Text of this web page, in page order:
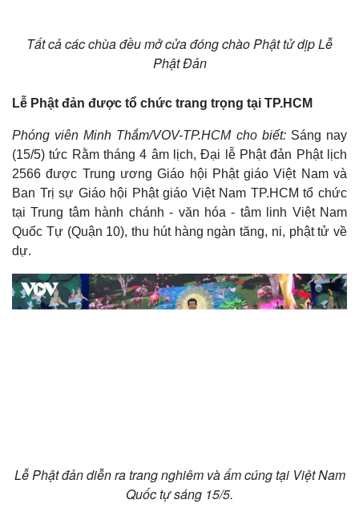
Sức khỏe
Cây thuốc
Sản phụ khoa
Nhi khoa
Nam khoa
Làm đẹp - giảm cân
Phòng mạch online
Ăn sạch sống khỏe
Đời sống
Blog
Tình yêu - Gia đình
Tất cả các chùa đều mở cửa đóng chào Phật tử dịp Lễ
Phật Đản
Lễ Phật đản được tổ chức trang trọng tại TP.HCM
Phóng viên Minh Thắm/VOV-TP.HCM cho biết:Sáng nay
(15/5) tức Rằm tháng 4 âm lịch, Đại lễ Phật đản Phật lịch
2566 được Trung ương Giáo hội Phật giáo Việt Nam và
Ban Trị sự Giáo hội Phật giáo Việt Nam TP.HCM tổ chức
tại Trung tâm hành chánh - văn hóa - tâm linh Việt Nam
Quốc Tự (Quận 10),​​​​​​ thu hút hàng ngàn tăng, ni, phật tử về
dự.
Lễ Phật đản diễn ra trang nghiêm và ấm cúng tại Việt Nam
Quốc tự sáng 15/5.